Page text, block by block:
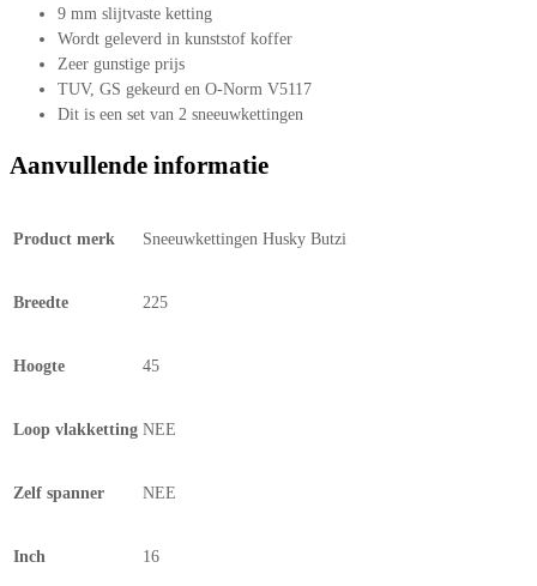
9 mm slijtvaste ketting
Wordt geleverd in kunststof koffer
Zeer gunstige prijs
TUV, GS gekeurd en O-Norm V5117
Dit is een set van 2 sneeuwkettingen
Aanvullende informatie
Product merk Sneeuwkettingen Husky Butzi
Breedte 225
Hoogte 45
Loop vlakketting NEE
Zelf spanner NEE
Inch 16